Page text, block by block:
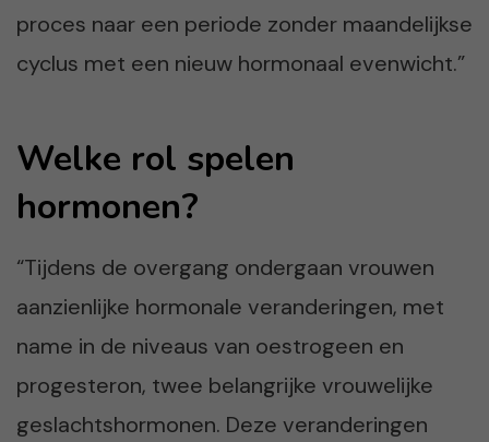
proces naar een periode zonder maandelijkse
cyclus met een nieuw hormonaal evenwicht.”
Welke rol spelen
hormonen?
“Tijdens de overgang ondergaan vrouwen
aanzienlijke hormonale veranderingen, met
name in de niveaus van oestrogeen en
progesteron, twee belangrijke vrouwelijke
geslachtshormonen. Deze veranderingen